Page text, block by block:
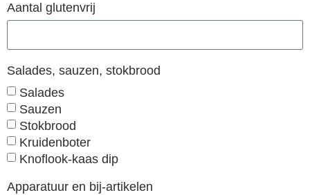
Aantal glutenvrij
Salades, sauzen, stokbrood
Salades
Sauzen
Stokbrood
Kruidenboter
Knoflook-kaas dip
Apparatuur en bij-artikelen